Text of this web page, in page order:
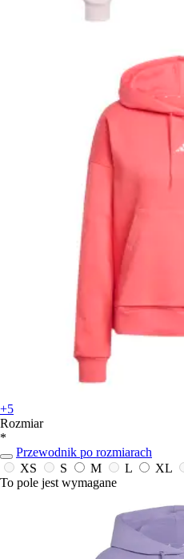
+5
Rozmiar
*
Przewodnik po rozmiarach
XS
S M L XL
To pole jest wymagane